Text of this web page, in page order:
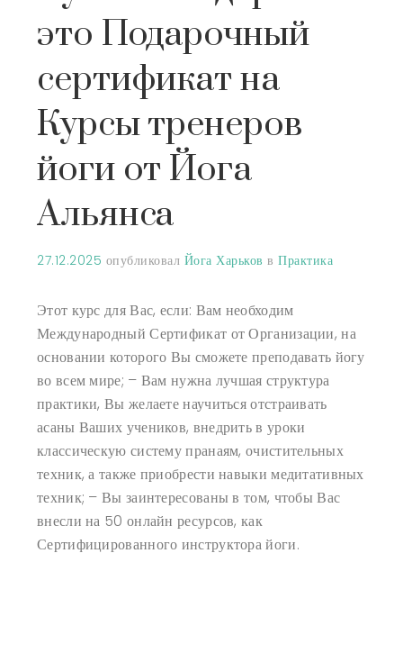
это Подарочный
сертификат на
Курсы тренеров
йоги от Йога
Альянса
27.12.2025 опубликовал Йога Харьков в Практика
Этот курс для Вас, если: Вам необходим
Международный Сертификат от Организации, на
основании которого Вы сможете преподавать йогу
во всем мире; – Вам нужна лучшая структура
практики, Вы желаете научиться отстраивать
асаны Ваших учеников, внедрить в уроки
классическую систему пранаям, очистительных
техник, а также приобрести навыки медитативных
техник; – Вы заинтересованы в том, чтобы Вас
внесли на 50 онлайн ресурсов, как
Сертифицированного инструктора йоги.